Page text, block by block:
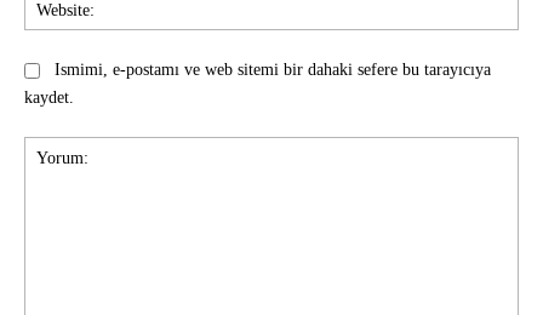
Ismimi, e-postamı ve web sitemi bir dahaki sefere bu tarayıcıya
kaydet.